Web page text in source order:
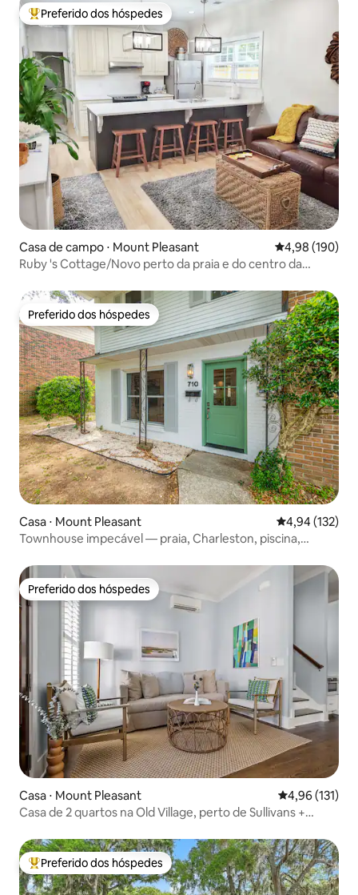
Entre os melhores preferidos dos hóspedes
Preferido dos hóspedes
Casa de campo ⋅ Mount Pleasant 4,98 de uma
4,98 (190)
Ruby 's Cottage/Novo perto da praia e do centro da
Preferido dos hóspedes
Preferido dos hóspedes
Casa ⋅ Mount Pleasant 4,94 de uma
4,94 (132)
Townhouse impecável — praia, Charleston, piscina,
Preferido dos hóspedes
Preferido dos hóspedes
Casa ⋅ Mount Pleasant 4,96 de uma
4,96 (131)
Casa de 2 quartos na Old Village, perto de Sullivans +
Entre os melhores preferidos dos hóspedes
Preferido dos hóspedes